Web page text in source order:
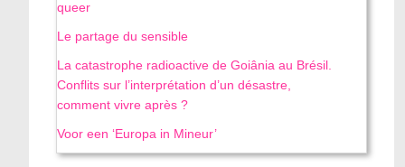
queer
Le partage du sensible
La catastrophe radioactive de Goiânia au Brésil.
Conflits sur l’interprétation d’un désastre,
comment vivre après ?
Voor een ‘Europa in Mineur’